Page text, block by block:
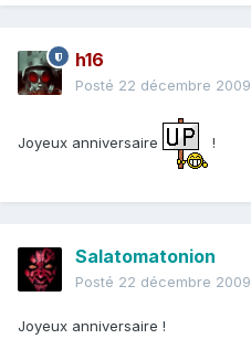
h16
Posté 22 décembre 2009
Joyeux anniversaire !
Salatomatonion
Posté 22 décembre 2009
Joyeux anniversaire !